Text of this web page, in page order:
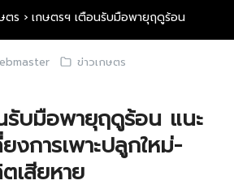
ตร › เกษตรฯ เตือนรับมือพายุฤดูร้อน
ข่าวเกษตร
รับมือพายุฤดูร้อน แนะ
งการเพาะปลูกใหม่-
เสียหาย